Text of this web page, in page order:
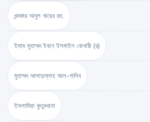
খন্দকার আবুল খায়ের রহ.
ইমাম মুহাম্মদ ইবনে ইসমাইল বোখারী (র)
মুহাম্মদ আসাদুল্লাহ আল-গালিব
ইসলামিয়া কুতুবখানা